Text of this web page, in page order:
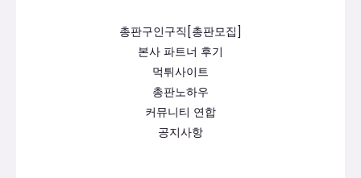
총판구인구직[총판모집]
본사 파트너 후기
먹튀사이트
총판노하우
커뮤니티 연합
공지사항